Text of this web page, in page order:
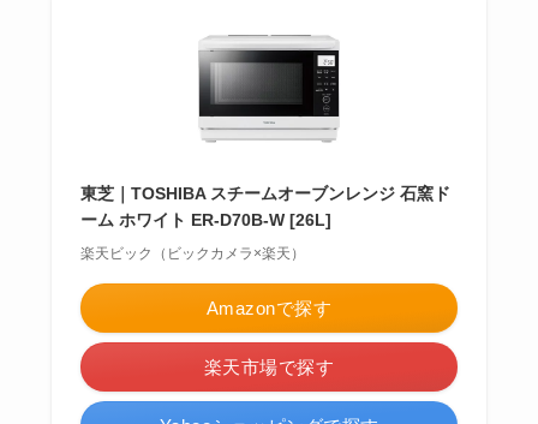
東芝｜TOSHIBA スチームオーブンレンジ 石窯ド
ーム ホワイト ER-D70B-W [26L]
楽天ビック（ビックカメラ×楽天）
Amazonで探す
楽天市場で探す